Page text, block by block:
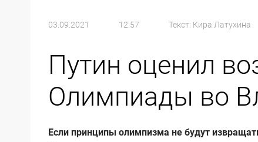
03.09.2021 12:57 Текст: Кира Латухина
Путин оценил
Олимпиады во
Если принципы олимпизма не будут